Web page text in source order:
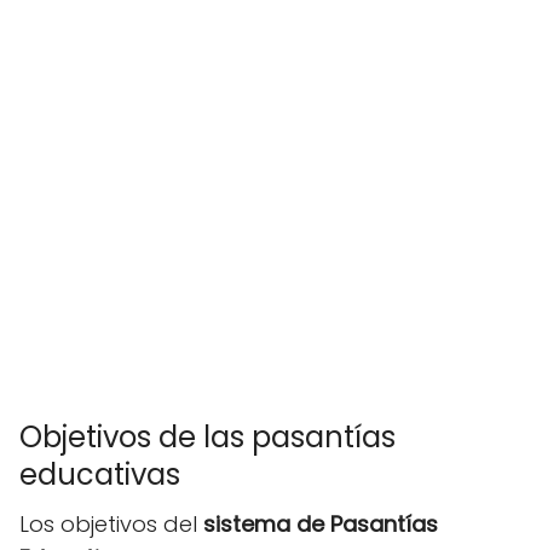
Objetivos de las pasantías
educativas
Los objetivos del sistema de Pasantías